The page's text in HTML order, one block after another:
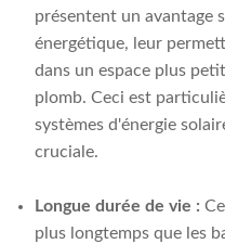
présentent un avantage
énergétique, leur
dans un espace plus
plomb. Ceci est
systèmes d'énergie
cruciale.
Longue durée de vie :
plus longtemps que les